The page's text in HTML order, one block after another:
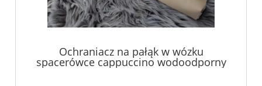
Ochraniacz na pałąk w wózku
spacerówce cappuccino wodoodporny